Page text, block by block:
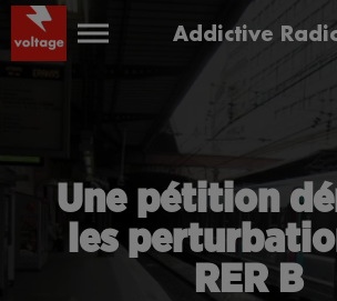
Addictive
Une pétition
les
RER B